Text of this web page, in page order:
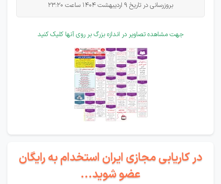
بروزرسانی در تاریخ 9 اردیبهشت 1404 ساعت 23:20
جهت مشاهده تصاویر در اندازه بزرگ بر روی آنها کلیک کنید
در کاریابی مجازی ایران استخدام به رایگان
عضو شوید...